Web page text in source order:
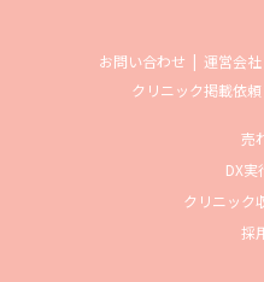
お問い合わせ 運営会社
クリニック掲載依頼
売
DX実
クリニック
採